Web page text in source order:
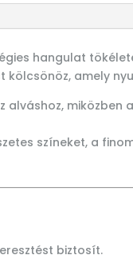
hangulat
kölcsönöz, amely
színeket, a
biztosít.